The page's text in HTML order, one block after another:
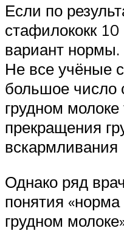
Если по
стафилококк
вариант нормы.
Не все учёные
большое число
грудном молоке
прекращения
вскармливания
Однако ряд
понятия
грудном